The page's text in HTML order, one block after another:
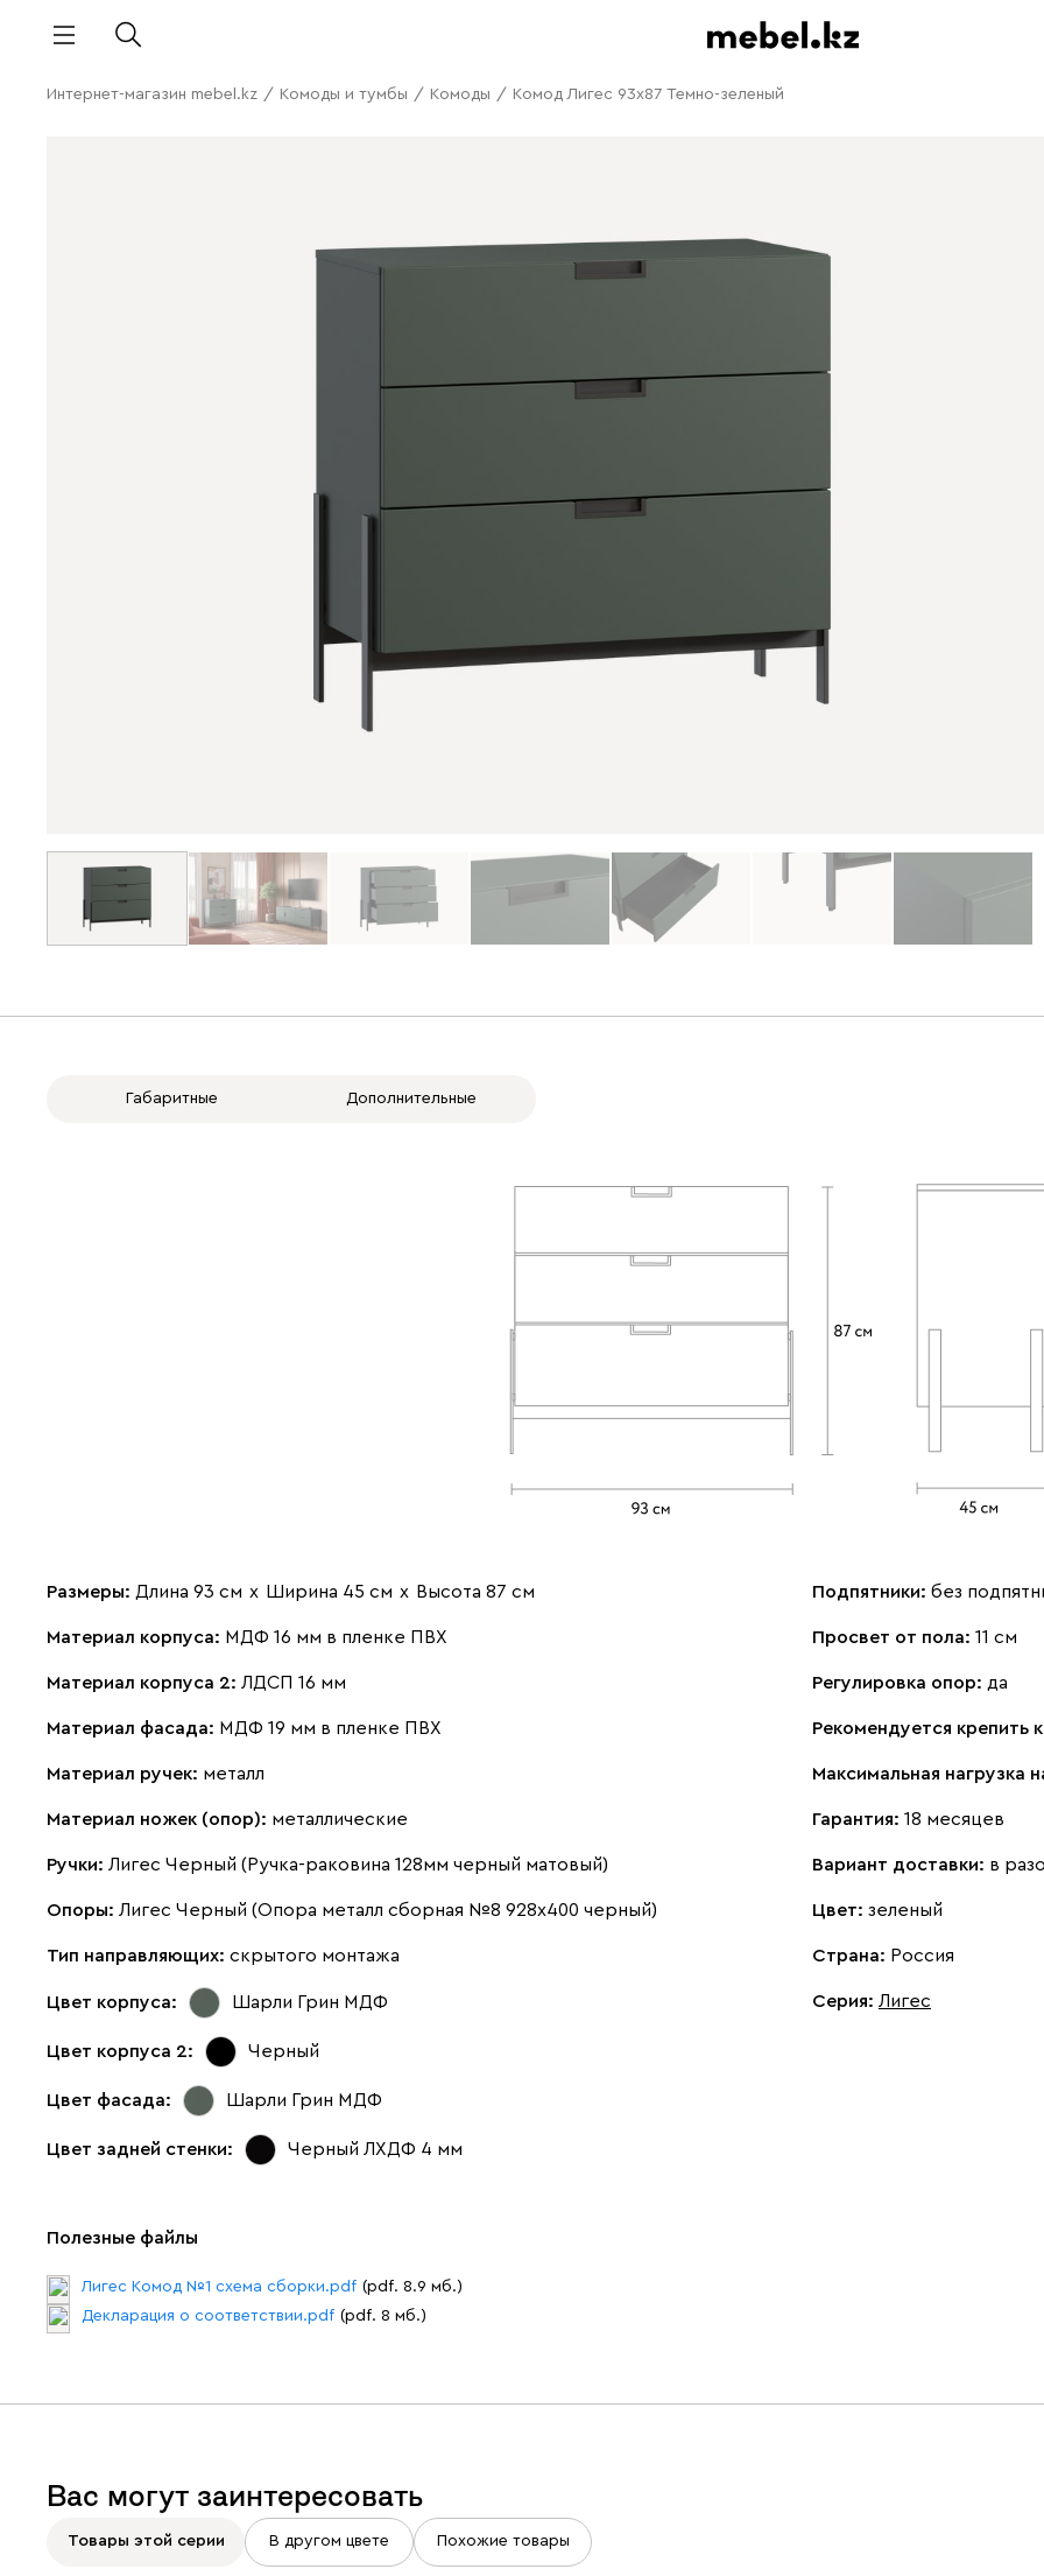
Интернет-магазин mebel.kz / Комоды и тумбы / Комоды / Комод Лигес 93x87 Темно-зеленый
Габаритные Дополнительные
Размеры: Длина 93 см х Ширина 45 см х Высота 87 см
Материал корпуса: МДФ 16 мм в пленке ПВХ
Материал корпуса 2: ЛДСП 16 мм
Материал фасада: МДФ 19 мм в пленке ПВХ
Материал ручек: металл
Материал ножек (опор): металлические
Ручки: Лигес Черный (Ручка-раковина 128мм черный матовый)
Опоры: Лигес Черный (Опора металл сборная №8 928х400 черный)
Тип направляющих: скрытого монтажа
Цвет корпуса: Шарли Грин МДФ
Цвет корпуса 2: Черный
Цвет фасада: Шарли Грин МДФ
Цвет задней стенки: Черный ЛХДФ 4 мм
Подпятники: без
Просвет от пола: 11 см
Регулировка опор: да
Рекомендуется крепить
Максимальная нагрузка
Гарантия: 18 месяцев
Вариант доставки: в
Цвет: зеленый
Страна: Россия
Серия: Лигес
Полезные файлы
Лигес Комод №1 схема сборки.pdf (pdf. 8.9 мб.)
Декларация о соответствии.pdf (pdf. 8 мб.)
Вас могут заинтересовать
Товары этой серии В другом цвете Похожие товары